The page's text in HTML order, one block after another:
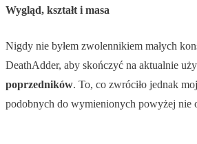
Wygląd, kształt i masa
Nigdy nie byłem zwolennikiem małych
DeathAdder, aby skończyć na aktualnie
poprzedników. To, co zwróciło jednak
podobnych do wymienionych powyżej nie